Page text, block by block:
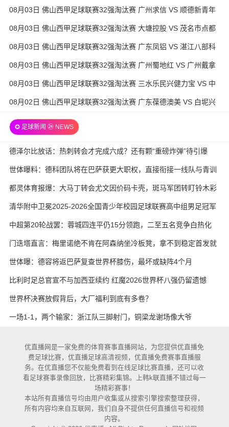
华思力U17 全场录像
08月03日 佛山西甲足球联赛32强淘汰赛 广州求信 VS 顺德新青年
全场录像
08月03日 佛山西甲足球联赛32强淘汰赛 大塘控股 VS 茂名市点都
得 全场录像
08月03日 佛山西甲足球联赛32强淘汰赛 广东凤铝 VS 湛江八部科
技 全场录像
08月03日 佛山西甲足球联赛32强淘汰赛 广州蜀地红 VS 广州戴拿
模 全场录像
08月03日 佛山西甲足球联赛32强淘汰赛 三水乐民兴健力宝 VS 中
国澳门澳科精英 全场录像
08月02日 佛山西甲足球联赛32强淘汰赛 广东葆德澳美 VS 白坭兴
✪ 足球新闻 ㉔ NEWS
德泽尔比放话：热刺转会才完成六成？还有颗“重磅炸弹”待引爆
世体曝料：德科团队将在巴萨获更大职权，直接衔接一线队与青训
都灵体育报爆：大马丁转会尤文因价码卡壳，斑马军团转盯铃木彩
艳与维卡里奥
清华附中卫冕2025-2026全国青少年校园足球联赛高中组男足冠军
中超第20轮战罢：蓉城四连平仍15分领跑，二至五名竞争白热化
门迭塔直言：梅里诺绝不肯在阿森纳坐冷板凳，拿不到稳定首发就
考虑另寻出路
世体曝：德容将返巴萨复查世界杯膝伤，最坏或缺阵4个月
比利时足总官宣不与加西亚续约 红魔2026世界杯八强仍留遗憾
世界杯决赛放假背后，大厂福利到底有多卷？
一场1-1，两个输家：浙江队三脚射门，铜梁龙谢场像大爷
优直播网是一家免费的体育赛事直播网站，为您提供优直播免
费足球比赛，优直播足球高清视频，优直播免费赛事直播服
务。在优直播您不仅能免费看到在线足球比赛直播，还可以收
看足球赛事录像回放，比赛精彩集锦。上韩k联直播不错过每一
场精彩赛事！
本站所有直播信号均由用户收集或从搜索引擎搜索整理获得，
所有内容均来自互联网，我们自身不提供任何直播信号和视频
内容。